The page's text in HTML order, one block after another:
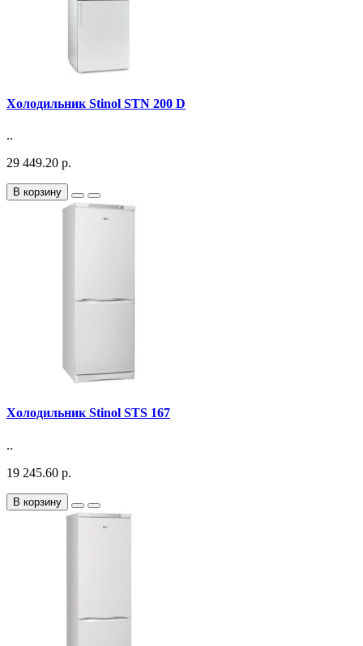
Холодильник Stinol STN 200 D
..
29 449.20 р.
В корзину
Холодильник Stinol STS 167
..
19 245.60 р.
В корзину